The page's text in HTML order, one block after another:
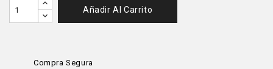
Añadir Al Carrito
Compra Segura